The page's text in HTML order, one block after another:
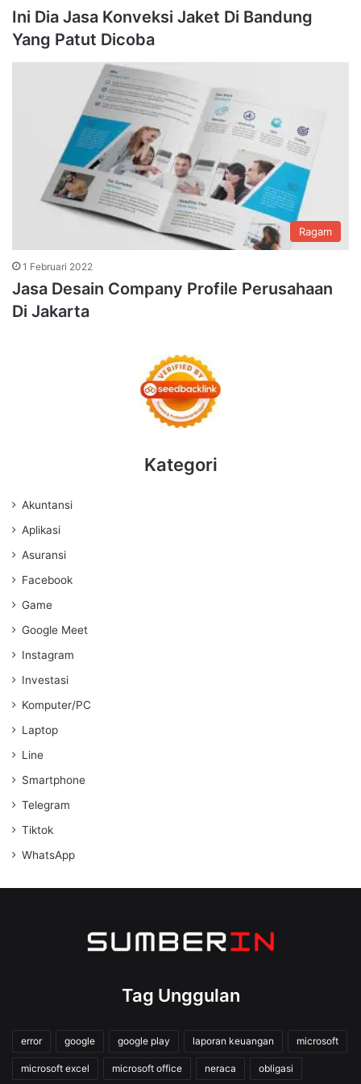
Ini Dia Jasa Konveksi Jaket Di Bandung
Yang Patut Dicoba
Ragam
1 Februari 2022
Jasa Desain Company Profile Perusahaan
Di Jakarta
Kategori
Akuntansi
Aplikasi
Asuransi
Facebook
Game
Google Meet
Instagram
Investasi
Komputer/PC
Laptop
Line
Smartphone
Telegram
Tiktok
WhatsApp
Tag Unggulan
error google google play laporan keuangan microsoft
microsoft excel microsoft office neraca obligasi